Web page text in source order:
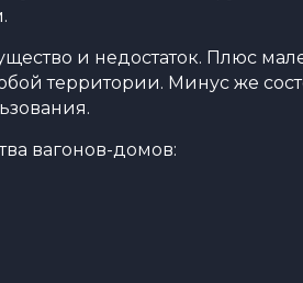
и недостаток. Плюс
территории. Минус же
вагонов-домов: